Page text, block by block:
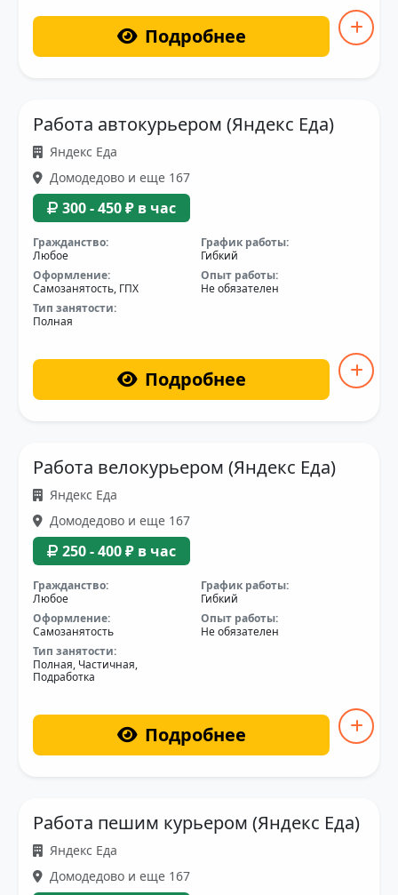
Подробнее
Работа автокурьером (Яндекс Еда)
Яндекс Еда
Домодедово и еще 167
300 - 450 ₽ в час
Гражданство:
Любое
График работы:
Гибкий
Оформление:
Самозанятость, ГПХ
Опыт работы:
Не обязателен
Тип занятости:
Полная
Подробнее
Работа велокурьером (Яндекс Еда)
Яндекс Еда
Домодедово и еще 167
250 - 400 ₽ в час
Гражданство:
Любое
График работы:
Гибкий
Оформление:
Самозанятость
Опыт работы:
Не обязателен
Тип занятости:
Полная, Частичная,
Подработка
Подробнее
Работа пешим курьером (Яндекс Еда)
Яндекс Еда
Домодедово и еще 167